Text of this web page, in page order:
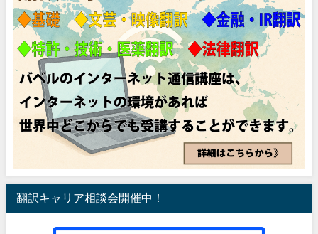
翻訳キャリア相談会開催中！